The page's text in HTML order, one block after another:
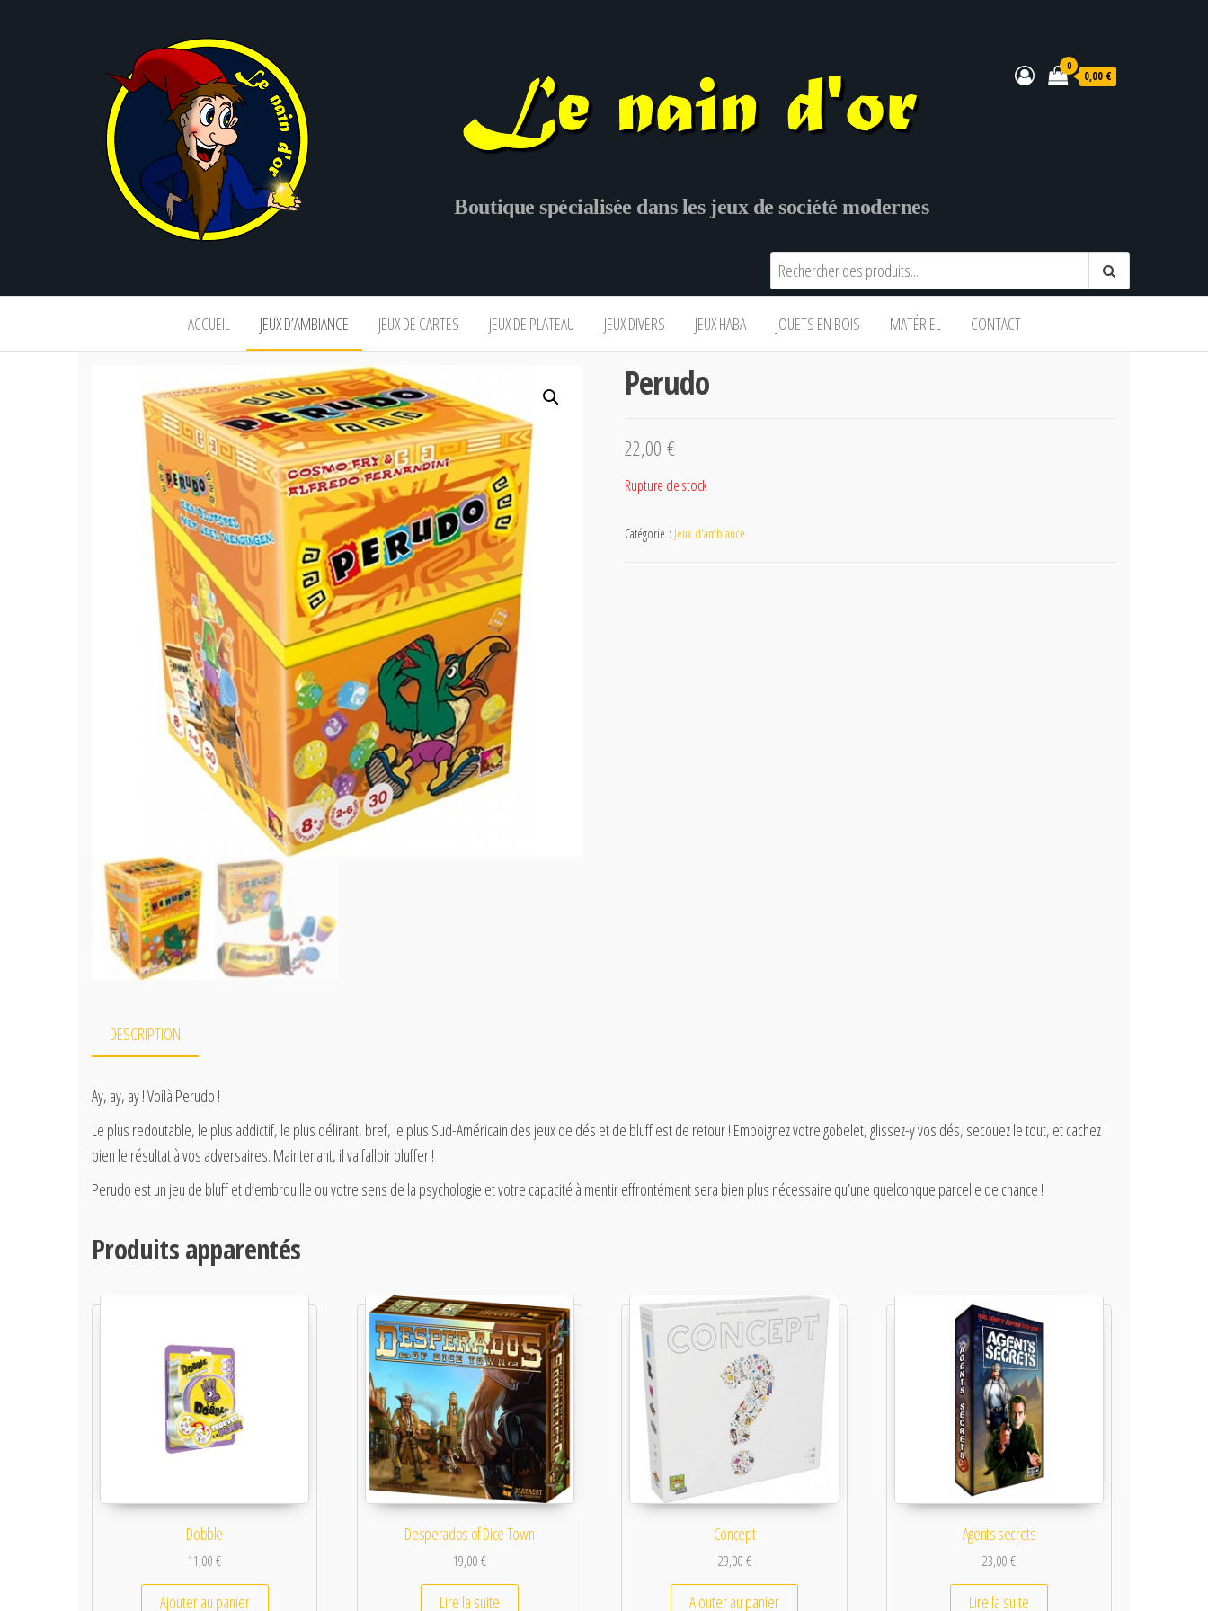
Boutique spécialisée dans les jeux de société modernes
0
0,00 €
ACCUEIL JEUX D’AMBIANCE JEUX DE CARTES JEUX DE PLATEAU JEUX DIVERS JEUX HABA JOUETS EN BOIS MATÉRIEL CONTACT
Perudo
22,00 €
Rupture de stock
Catégorie : Jeux d'ambiance
DESCRIPTION
Ay, ay, ay ! Voilà Perudo !
Le plus redoutable, le plus addictif, le plus délirant, bref, le plus Sud-Américain des jeux de dés et de bluff est de retour ! Empoignez votre gobelet, glissez-y vos dés, secouez le tout, et cachez
bien le résultat à vos adversaires. Maintenant, il va falloir bluffer !
Perudo est un jeu de bluff et d’embrouille ou votre sens de la psychologie et votre capacité à mentir effrontément sera bien plus nécessaire qu’une quelconque parcelle de chance !
Produits apparentés
Dobble
11,00€
Ajouter au panier
Desperados of Dice Town
19,00€
Lire la suite
Concept
29,00€
Ajouter au panier
Agents secrets
23,00€
Lire la suite